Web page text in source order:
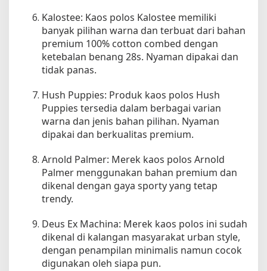
Kalostee: Kaos polos Kalostee memiliki
banyak pilihan warna dan terbuat dari bahan
premium 100% cotton combed dengan
ketebalan benang 28s. Nyaman dipakai dan
tidak panas.
Hush Puppies: Produk kaos polos Hush
Puppies tersedia dalam berbagai varian
warna dan jenis bahan pilihan. Nyaman
dipakai dan berkualitas premium.
Arnold Palmer: Merek kaos polos Arnold
Palmer menggunakan bahan premium dan
dikenal dengan gaya sporty yang tetap
trendy.
Deus Ex Machina: Merek kaos polos ini sudah
dikenal di kalangan masyarakat urban style,
dengan penampilan minimalis namun cocok
digunakan oleh siapa pun.